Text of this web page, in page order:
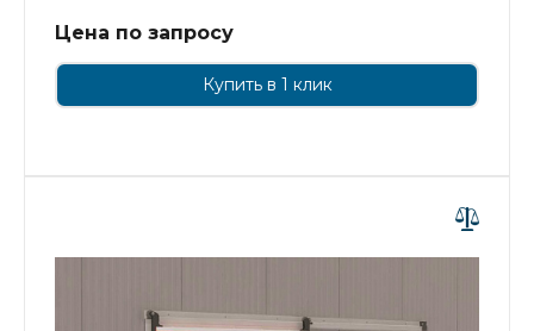
Цена по запросу
Купить в 1 клик